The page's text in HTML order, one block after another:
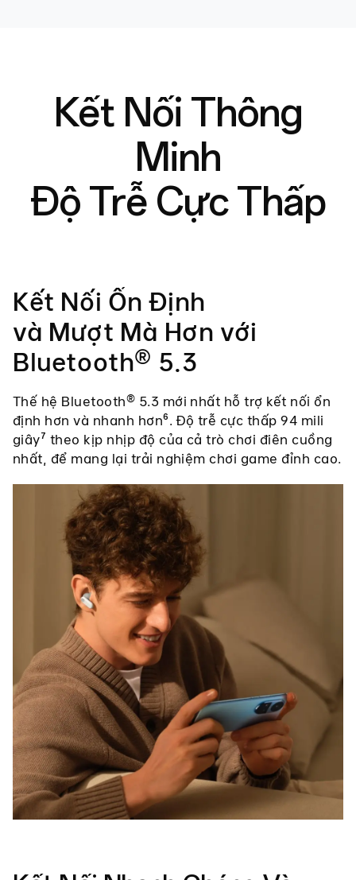
Kết Nối Thông
Minh
Độ Trễ Cực Thấp
Kết Nối Ổn Định
và Mượt Mà Hơn với
Bluetooth® 5.3
Thế hệ Bluetooth® 5.3 mới nhất hỗ trợ kết nối ổn
định hơn và nhanh hơn⁶. Độ trễ cực thấp 94 mili
giây⁷ theo kịp nhịp độ của cả trò chơi điên cuồng
nhất, để mang lại trải nghiệm chơi game đỉnh cao.